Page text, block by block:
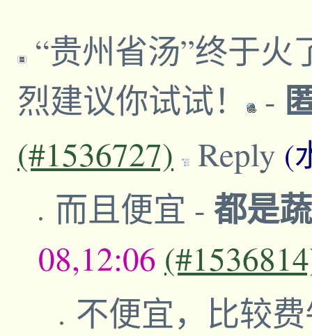
“贵州省汤”终于
烈建议你试试！
-
(#1536727) Reply (
而且便宜 - 都是
08,12:06
不便宜，比较